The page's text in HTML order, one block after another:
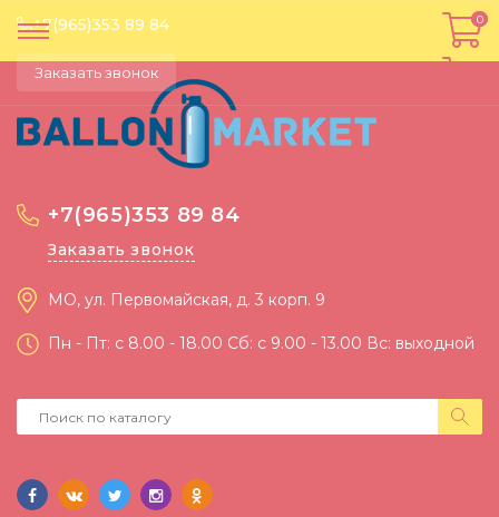
+7(965)353 89 84
Заказать звонок
МО, ул. Первомайская, д. 3 корп. 9
Пн - Пт: c 8.00 - 18.00 Сб: c 9.00 - 13.00 Вс: выходной
+7(965)353 89 84
Заказать звонок
0
0